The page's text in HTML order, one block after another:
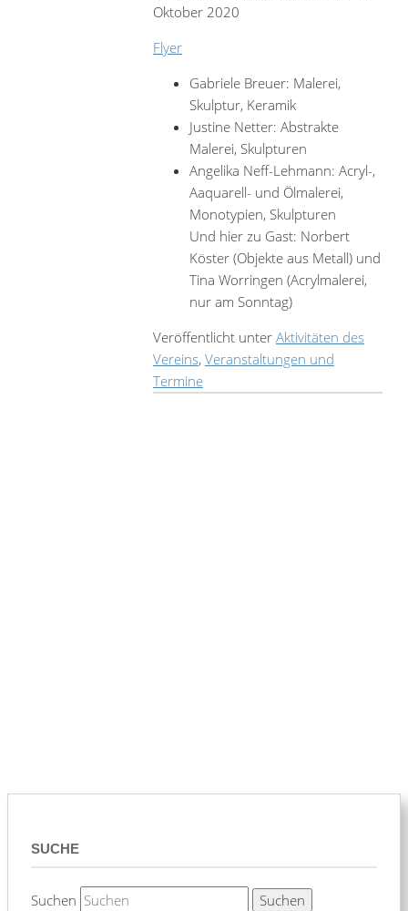
Oktober 2020
Flyer
Gabriele Breuer: Malerei,
Skulptur, Keramik
Justine Netter: Abstrakte
Malerei, Skulpturen
Angelika Neff-Lehmann: Acryl-,
Aaquarell- und Ölmalerei,
Monotypien, Skulpturen
Und hier zu Gast: Norbert
Köster (Objekte aus Metall) und
Tina Worringen (Acrylmalerei,
nur am Sonntag)
Veröffentlicht unter Aktivitäten des
Vereins, Veranstaltungen und
Termine
SUCHE
Suchen